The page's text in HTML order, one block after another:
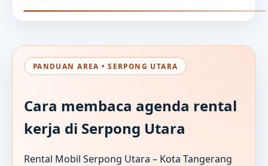
PANDUAN AREA • SERPONG UTARA
Cara membaca agenda rental
kerja di Serpong Utara
Rental Mobil Serpong Utara – Kota Tangerang